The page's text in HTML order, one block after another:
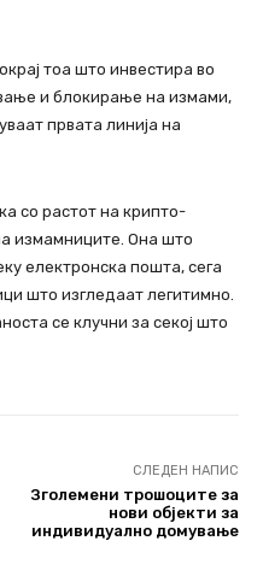
тоа што инвестира во
и блокирање на измами,
првата линија на
со растот на крипто-
измамниците. Она што
електронска пошта, сега
што изгледаат легитимно.
се клучни за секој што
СЛЕДЕН НАПИС
Зголемени трошоците за
нови објекти за
индивидуално домување